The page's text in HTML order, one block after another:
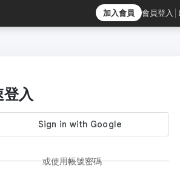
加入會員 會員登入
入
或使用帳號密碼